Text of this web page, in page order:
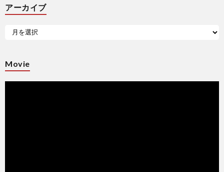
アーカイブ
Movie
動